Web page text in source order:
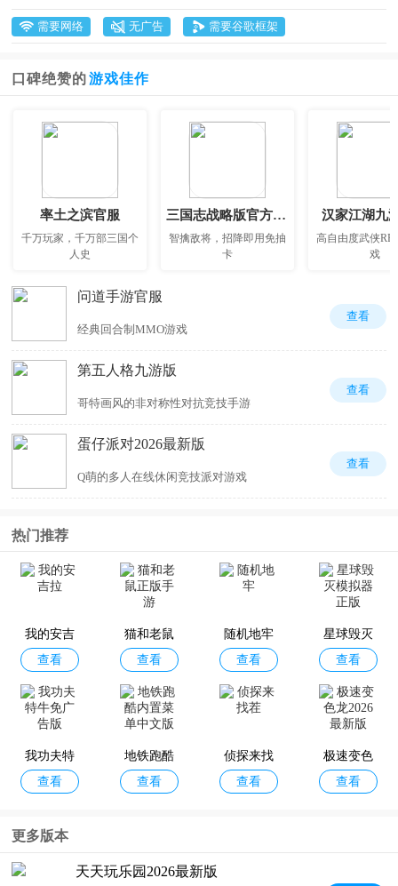
需要网络 无广告 需要谷歌框架
口碑绝赞的 游戏佳作
率土之滨官服
千万玩家，千万部三国个
人史
三国志战略版官方正版
智擒敌将，招降即用免抽
卡
汉家江湖九
高自由度武侠
戏
问道手游官服
经典回合制MMO游戏
查看
第五人格九游版
哥特画风的非对称性对抗竞技手游
查看
蛋仔派对2026最新版
Q萌的多人在线休闲竞技派对游戏
查看
热门推荐
我的安吉
拉
查看
猫和老鼠
正版手游
查看
随机地牢
查看
星球毁灭
模拟器正
版
查看
我功夫特
牛免广告
查看
地铁跑酷
内置菜单
查看
侦探来找
茬
查看
极速变色
龙2026最
查看
更多版本
天天玩乐园2026最新版